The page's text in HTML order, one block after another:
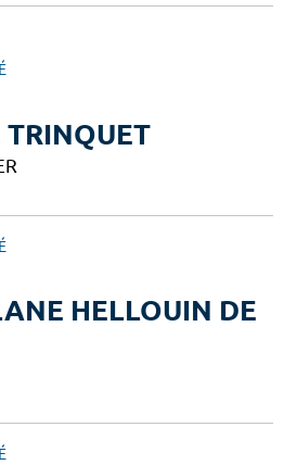
HELLOUIN DE